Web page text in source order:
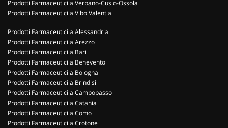
Prodotti Farmaceutici a Verbano-Cusio-Ossola
Prodotti Farmaceutici a Vibo Valentia
Prodotti Farmaceutici a Alessandria
Prodotti Farmaceutici a Arezzo
Prodotti Farmaceutici a Bari
Prodotti Farmaceutici a Benevento
Prodotti Farmaceutici a Bologna
Prodotti Farmaceutici a Brindisi
Prodotti Farmaceutici a Campobasso
Prodotti Farmaceutici a Catania
Prodotti Farmaceutici a Como
Prodotti Farmaceutici a Crotone